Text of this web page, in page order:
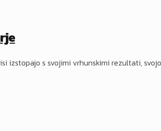
izstopajo s svojimi vrhunskimi rezultati,